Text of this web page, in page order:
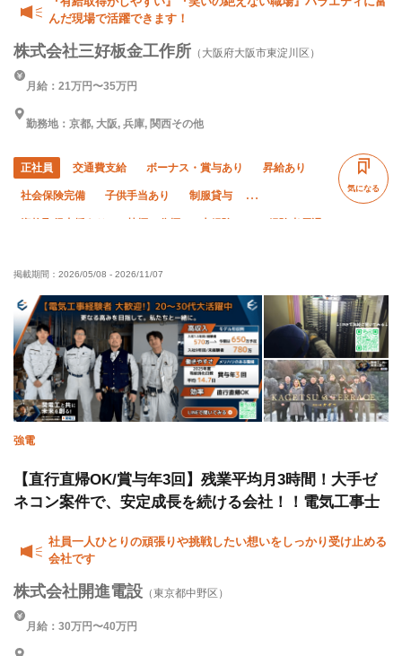
んだ現場で活躍できます！
株式会社三好板金工作所 （大阪府大阪市東淀川区）
月給：21万円〜35万円
勤務地：京都, 大阪, 兵庫, 関西その他
正社員 交通費支給 ボーナス・賞与あり 昇給あり
社会保険完備 子供手当あり 制服貸与
車・バイク通勤OK 転勤なし
気になる
掲載期間： 2026/05/08 - 2026/11/07
強電
【直行直帰OK/賞与年3回】残業平均月3時間！大手ゼ
ネコン案件で、安定成長を続ける会社！！電気工事士
社員一人ひとりの頑張りや挑戦したい想いをしっかり受け止める
会社です
株式会社開進電設 （東京都中野区）
月給：30万円〜40万円